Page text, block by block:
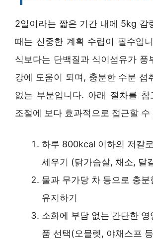
2일이라는 짧은 기간 내에 5kg 감
때는 신중한 계획 수립이 필수입
식보다는 단백질과 식이섬유가 풍
강에 도움이 되며, 충분한 수분 섭
없는 부분입니다. 아래 절차를 참
조절에 보다 효과적으로 접근할 수
하루 800kcal 이하의 저칼
세우기 (닭가슴살, 채소, 달
물과 무가당 차 등으로 충분
유지하기
소화에 부담 없는 간단한 영
품 선택(오믈렛, 야채스프